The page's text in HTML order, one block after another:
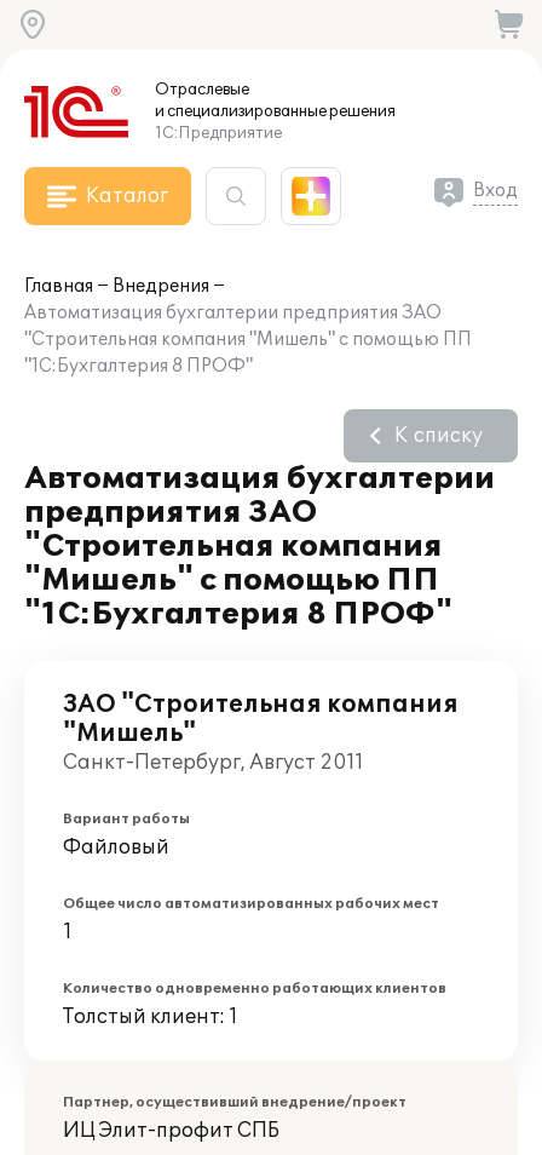
Отраслевые
и специализированныерешения
1С:Предприятие
Каталог Вход
Главная
Внедрения
Автоматизация бухгалтерии предприятия ЗАО
"Строительная компания "Мишель" с помощью ПП
"1С:Бухгалтерия 8 ПРОФ"
Автоматизация бухгалтерии
предприятия ЗАО
"Строительная компания
"Мишель" с помощью ПП
"1С:Бухгалтерия 8 ПРОФ"
К списку
ЗАО "Строительная компания
"Мишель"
Санкт-Петербург, Август 2011
Вариант работы
Файловый
Общее число автоматизированных рабочих мест
1
Количество одновременно работающих клиентов
Толстый клиент: 1
Партнер, осуществивший внедрение/проект
ИЦ Элит-профит СПБ